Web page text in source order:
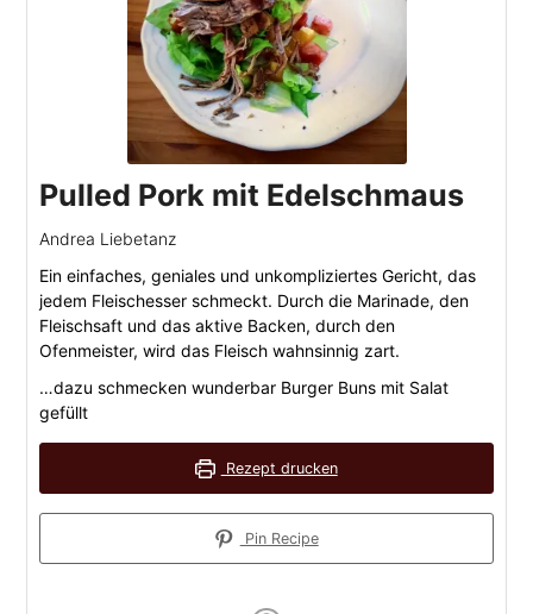
Pulled Pork mit Edelschmaus
Andrea Liebetanz
Ein einfaches, geniales und unkompliziertes Gericht, das
jedem Fleischesser schmeckt. Durch die Marinade, den
Fleischsaft und das aktive Backen, durch den
Ofenmeister, wird das Fleisch wahnsinnig zart.
…dazu schmecken wunderbar Burger Buns mit Salat
gefüllt
Rezept drucken
Pin Recipe